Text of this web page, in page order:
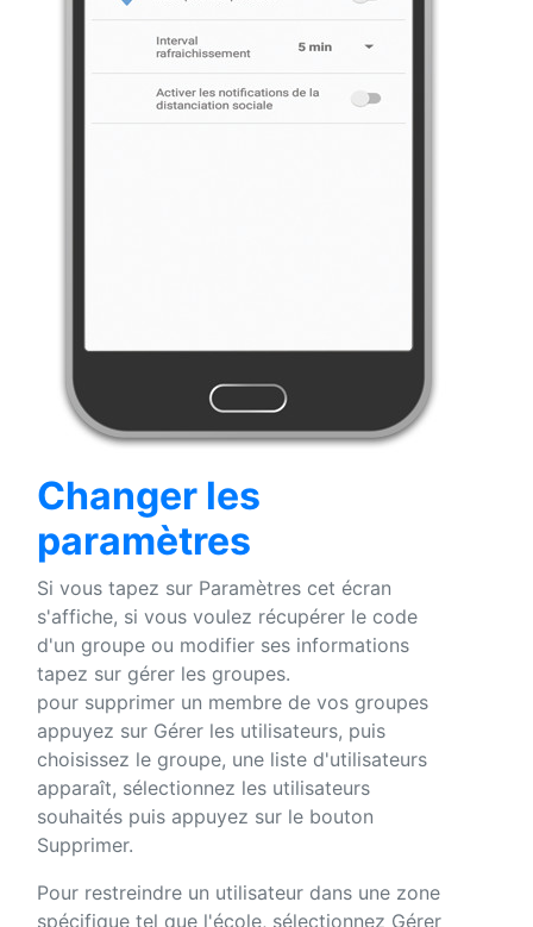
Changer les
paramètres
Si vous tapez sur Paramètres cet écran
s'affiche, si vous voulez récupérer le code
d'un groupe ou modifier ses informations
tapez sur gérer les groupes.
pour supprimer un membre de vos groupes
appuyez sur Gérer les utilisateurs, puis
choisissez le groupe, une liste d'utilisateurs
apparaît, sélectionnez les utilisateurs
souhaités puis appuyez sur le bouton
Supprimer.
Pour restreindre un utilisateur dans une zone
spécifique tel que l'école, sélectionnez Gérer